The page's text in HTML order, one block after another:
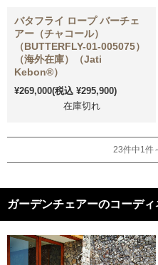
バタフライ ロープ バーチェ
アー（チャコール）
（BUTTERFLY-01-005075）
（海外在庫）（Jati
Kebon®）
¥269,000(税込 ¥295,900)
在庫切れ
23件中1件
ガーデンチェアーのコーディ